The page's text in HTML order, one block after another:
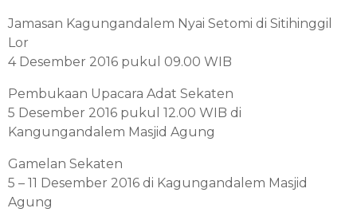
Jamasan Kagungandalem Nyai Setomi di Sitihinggil
Lor
4 Desember 2016 pukul 09.00 WIB
Pembukaan Upacara Adat Sekaten
5 Desember 2016 pukul 12.00 WIB di
Kangungandalem Masjid Agung
Gamelan Sekaten
5 – 11 Desember 2016 di Kagungandalem Masjid
Agung